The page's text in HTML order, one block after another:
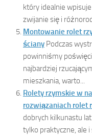
który idealnie
zwijanie się i
Montowanie rolet
ściany Podczas
powinniśmy
najbardziej
mieszkania, warto...
Rolety rzymskie w
rozwiązaniach rolet
dobrych kilkunastu
tylko praktyczne, ale